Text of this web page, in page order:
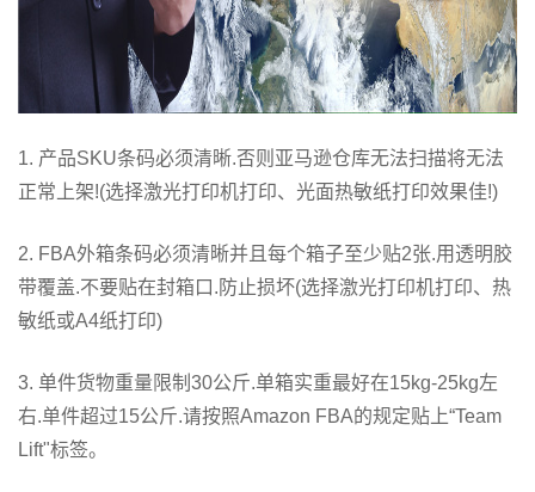
1. 产品SKU条码必须清晰.否则亚马逊仓库无法扫描将无法
正常上架!(选择激光打印机打印、光面热敏纸打印效果佳!)
2. FBA外箱条码必须清晰并且每个箱子至少贴2张.用透明胶
带覆盖.不要贴在封箱口.防止损坏(选择激光打印机打印、热
敏纸或A4纸打印)
3. 单件货物重量限制30公斤.单箱实重最好在15kg-25kg左
右.单件超过15公斤.请按照Amazon FBA的规定贴上“Team
Lift"标签。